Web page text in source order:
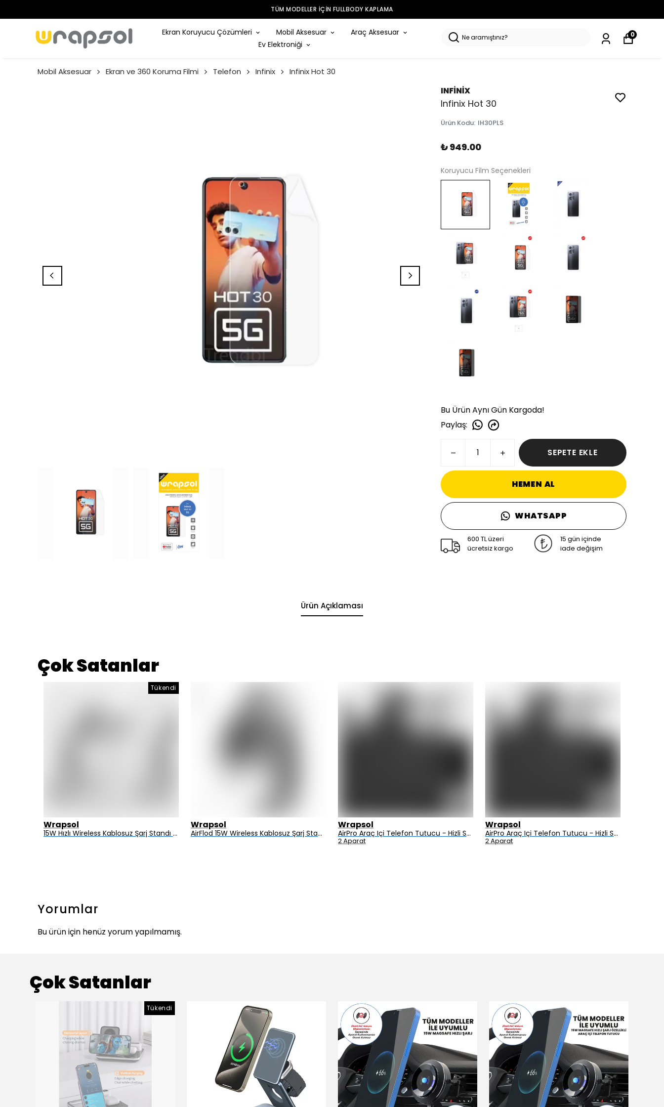
TÜM MODELLER IÇIN FULLBODY KAPLAMA
Ekran Koruyucu Çözümleri Mobil Aksesuar
Araç Aksesuar
Ev Elektroniği
0
Mobil Aksesuar Ekran ve 360 Koruma Filmi Telefon Infinix Infinix Hot 30
INFİNİX
Infinix Hot 30
Ürün Kodu: IH30PLS
₺ 949.00
Koruyucu Film Seçenekleri
Bu Ürün Aynı Gün Kargoda!
Paylaş:
SEPETE EKLE
HEMEN AL
WHATSAPP
600 TL üzeri
ücretsiz kargo
15 gün içinde
iade değişim
Ürün Açıklaması
Çok Satanlar
Tükendi
Wrapsol
15W Hızlı Wireless Kablosuz Şarj Standı 4 in 1 Masaüstü İstasyon -iPhone-android-watch-airpods Uyumlu
Wrapsol
AirFlod 15W Wireless Kablosuz Şarj Standı Alüminyum Katlanabilir 3in1 iPhone-android-watch-airpods
Wrapsol
AirPro Araç Içi Telefon Tutucu - Hizli Sarj Özellikli - Elektrikli Vakum Mekanizmali - Clip Type
2 Aparat
Wrapsol
AirPro Araç Içi Telefon Tutucu - Hizli Sarj Özellikli - Elektrikli Vakum Mekanizmali - Y Type
2 Aparat
Yorumlar
Bu ürün için henüz yorum yapılmamış.
Çok Satanlar
Tükendi